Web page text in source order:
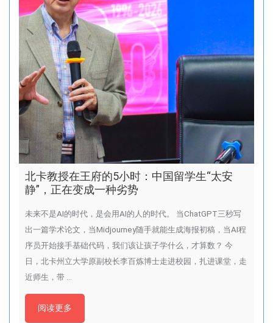
北卡教授在王府的5小时：中国留学生“太安
静”，正在变成一种劣势
未来不是AI的时代，是会用AI的人的时代。 当ChatGPT三秒写
出一篇学术论文，当Midjourney随手就能生成海报初稿，当AI程
序员开始接手基础代码，我们该让孩子学什么，才算数？ 今
日，北卡州立大学原副校长李百炼博士走进校园，扎进课堂，走
近师生，带 …
阅读更多